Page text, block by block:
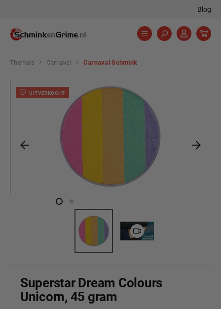
Blog
Thema's Carnaval Carnaval Schmink
Afbeeldingengalerij overslaan
UITVERKOCHT
Superstar Dream Colours
Unicorn, 45 gram